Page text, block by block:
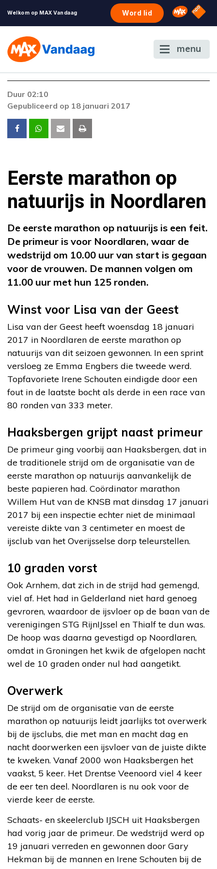
Welkom op MAX Vandaag Word lid Omroep
NPO
menu
De gewenste stream is op dit moment niet
voordoen, neem dan contact op met onze
klantenservice.
Duur 02:10
Gepubliceerd op 18 januari 2017
Eerste marathon op
natuurijs in Noordlaren
De eerste marathon op natuurijs is een feit.
De primeur is voor Noordlaren, waar de
wedstrijd om 10.00 uur van start is gegaan
voor de vrouwen. De mannen volgen om
11.00 uur met hun 125 ronden.
Winst voor Lisa van der Geest
Lisa van der Geest heeft woensdag 18 januari
2017 in Noordlaren de eerste marathon op
natuurijs van dit seizoen gewonnen. In een sprint
versloeg ze Emma Engbers die tweede werd.
Topfavoriete Irene Schouten eindigde door een
fout in de laatste bocht als derde in een race van
80 ronden van 333 meter.
Haaksbergen grijpt naast primeur
De primeur ging voorbij aan Haaksbergen, dat in
de traditionele strijd om de organisatie van de
eerste marathon op natuurijs aanvankelijk de
beste papieren had. Coördinator marathon
Willem Hut van de KNSB mat dinsdag 17 januari
2017 bij een inspectie echter niet de minimaal
vereiste dikte van 3 centimeter en moest de
ijsclub van het Overijsselse dorp teleurstellen.
10 graden vorst
Ook Arnhem, dat zich in de strijd had gemengd,
viel af. Het had in Gelderland niet hard genoeg
gevroren, waardoor de ijsvloer op de baan van de
verenigingen STG RijnIJssel en Thialf te dun was.
De hoop was daarna gevestigd op Noordlaren,
omdat in Groningen het kwik de afgelopen nacht
wel de 10 graden onder nul had aangetikt.
Overwerk
De strijd om de organisatie van de eerste
marathon op natuurijs leidt jaarlijks tot overwerk
bij de ijsclubs, die met man en macht dag en
nacht doorwerken een ijsvloer van de juiste dikte
te kweken. Vanaf 2000 won Haaksbergen het
vaakst, 5 keer. Het Drentse Veenoord viel 4 keer
de eer ten deel. Noordlaren is nu ook voor de
vierde keer de eerste.
Schaats- en skeelerclub IJSCH uit Haaksbergen
had vorig jaar de primeur. De wedstrijd werd op
19 januari verreden en gewonnen door Gary
Hekman bij de mannen en Irene Schouten bij de